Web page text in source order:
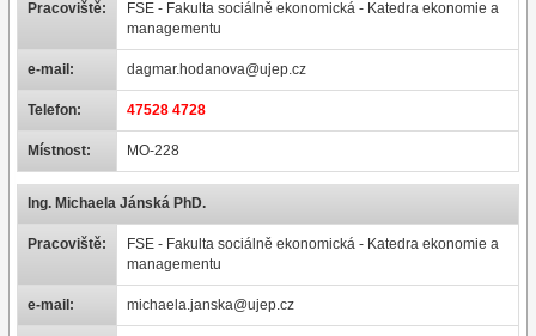
Pracoviště:
FSE - Fakulta sociálně ekonomická - Katedra ekonomie a
managementu
e-mail: dagmar.hodanova@ujep.cz
Telefon: 47528 4728
Místnost: MO-228
Ing. Michaela Jánská PhD.
Pracoviště:
FSE - Fakulta sociálně ekonomická - Katedra ekonomie a
managementu
e-mail: michaela.janska@ujep.cz